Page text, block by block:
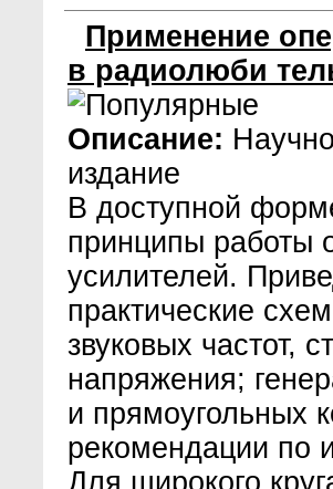
Применение
в радиолюби
Описание:
издание
В доступной
принципы работы
усилителей.
практические
звуковых частот,
напряжения;
и прямоугольных
рекомендации по
Для широкого